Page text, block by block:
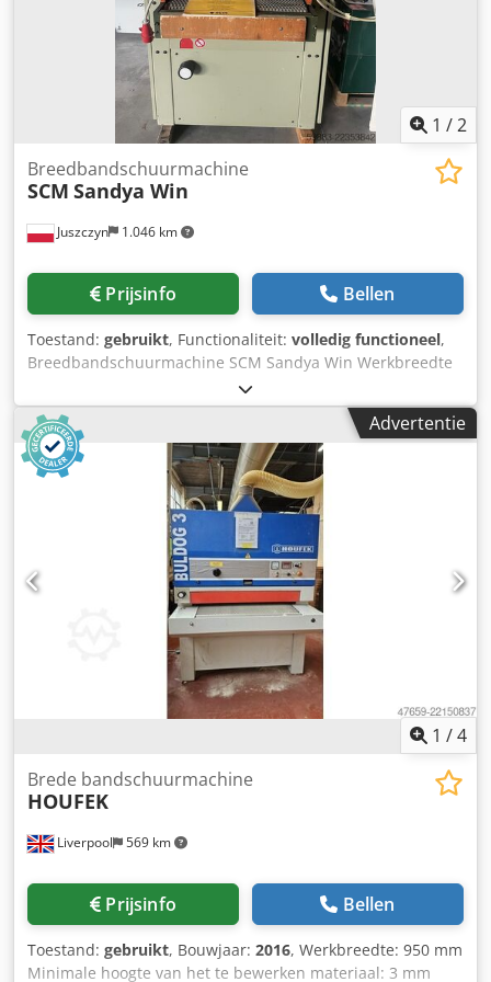
vermogen: 16,74 kW • Bedrijfsdruk: 5 - 6 bar • Gewicht: ca.
2000 kg Afmetingen van het werkstuk (min. / max.): • Dikte:
10 / 70 mm • Breedte: 20 / 90 mm • Lengte: 400 / 2900 mm
Afmetingen van de machine: • Lengte: ca. 7,0 - 8,0 m •
Breedte: 2,2 m • Hoogte: 2,0 m
1 /2
Juszczyn 1.046 km
Breedbandschuurmachine
SCM Sandya Win
Prijsinfo Bellen
Toestand: gebruikt, Functionaliteit: volledig functioneel,
Breedbandschuurmachine SCM Sandya Win Werkbreedte
630 mm Schuurhoogte 3 – 140 mm 1 combi-eenheid
Elektrische hoogteverstelling Codpfx Aozmg Swjpyjrf
Pneumatische oscillatie Twee voedingssnelhedenAdvertentie
1 /4
Liverpool 569 km
Brede bandschuurmachine
HOUFEK
Prijsinfo Bellen
Toestand: gebruikt, Bouwjaar: 2016, Werkbreedte: 950 mm
Minimale hoogte van het te bewerken materiaal: 3 mm